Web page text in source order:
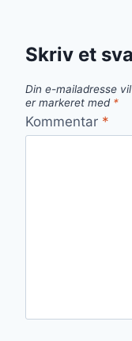
Skriv et
Din e-mailadresse
er markeret med *
Kommentar *